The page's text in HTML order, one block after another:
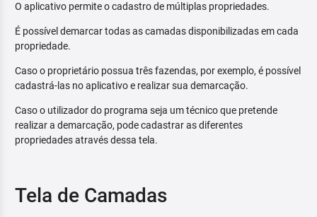
O aplicativo permite o cadastro de múltiplas propriedades.
É possível demarcar todas as camadas disponibilizadas em cada
propriedade.
Caso o proprietário possua três fazendas, por exemplo, é possível
cadastrá-las no aplicativo e realizar sua demarcação.
Caso o utilizador do programa seja um técnico que pretende
realizar a demarcação, pode cadastrar as diferentes
propriedades através dessa tela.
Tela de Camadas